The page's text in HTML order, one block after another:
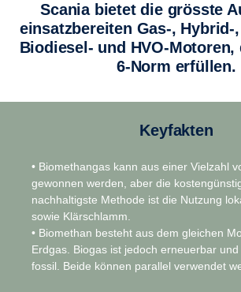
Scania bietet die grösste Auswahl an
einsatzbereiten Gas-, Hybrid-
Biodiesel- und HVO-Motoren,
6-Norm erfüllen.
Keyfakten
• Biomethangas kann aus einer Vielzahl
gewonnen werden, aber die
nachhaltigste Methode ist die Nutzung
sowie Klärschlamm.
• Biomethan besteht aus dem gleichen
Erdgas. Biogas ist jedoch erneuerbar
fossil. Beide können parallel verwendet